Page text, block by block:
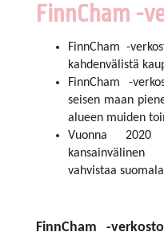
FinnCham -
FinnCham -
kahdenvälistä
FinnCham -
seisen maan
alueen muiden
Vuonna 2020
kansain­välinen
vahvistaa
FinnCham -